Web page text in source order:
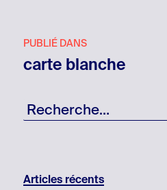
de
l’article
PUBLIÉ DANS
carte blanche
Recherche
pour
Articles récents